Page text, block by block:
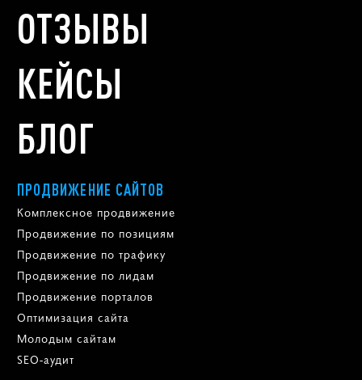
ОТЗЫВЫ
КЕЙСЫ
БЛОГ
ПРОДВИЖЕНИЕ САЙТОВ
Комплексное продвижение
Продвижение по позициям
Продвижение по трафику
Продвижение по лидам
Продвижение порталов
Оптимизация сайта
Молодым сайтам
SEO-аудит